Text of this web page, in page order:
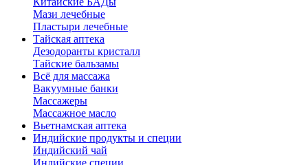
Мази лечебные
Пластыри лечебные
Тайская аптека
Дезодоранты кристалл
Тайские бальзамы
Всё для массажа
Вакуумные банки
Массажеры
Массажное масло
Вьетнамская аптека
Индийские продукты и специи
Индийский чай
Индийские специи